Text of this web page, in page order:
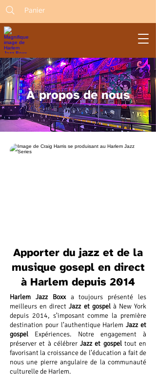
Panier
À propos de nous
Apporter du jazz et de la
musique gosepl en direct
à Harlem depuis 2014
Harlem Jazz Boxxa toujours présenté les
meilleurs en directJazz et gospelà New York
depuis 2014, s’imposant comme la première
destination pour l’authentique HarlemJazz et
gospel Expériences. Notre engagement à
préserver et à célébrer Jazz et gospeltout en
favorisant la croissance de l’éducation a fait de
nous une pierre angulaire de la communauté
culturelle de Harlem.